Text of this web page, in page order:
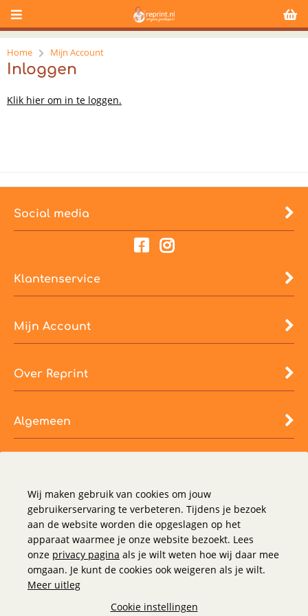
Home Mijn Account
Inloggen
Klik hier om in te loggen.
Social media
Klantenservice
Mijn Account
Over Reprint
Algemeen
Wij maken gebruik van cookies om jouw
gebruikerservaring te verbeteren. Tijdens je bezoek
aan de website worden die opgeslagen op het
apparaat waarmee je onze website bezoekt. Lees
onze privacy pagina als je wilt weten hoe wij daar mee
omgaan. Je kunt de cookies ook weigeren als je wilt.
Meer uitleg
Cookie instellingen